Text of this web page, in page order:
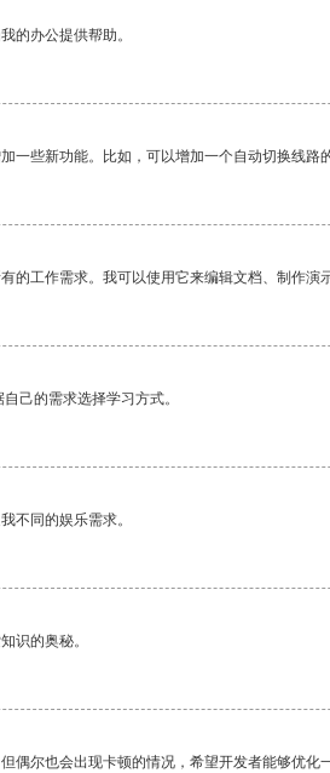
的办公提供帮助。
一些新功能。比如，可以增加一个自动切换线
的工作需求。我可以使用它来编辑文档、制作演
己的需求选择学习方式。
不同的娱乐需求。
识的奥秘。
偶尔也会出现卡顿的情况，希望开发者能够优化一